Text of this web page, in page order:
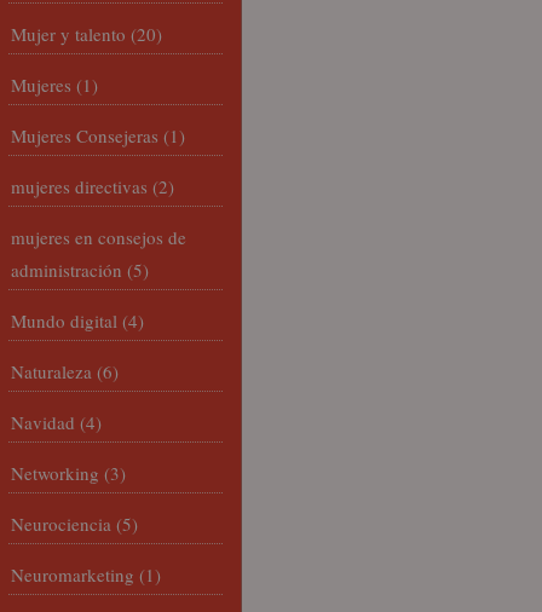
Mujer y talento (20)
Mujeres (1)
Mujeres Consejeras (1)
mujeres directivas (2)
mujeres en consejos de
administración (5)
Mundo digital (4)
Naturaleza (6)
Navidad (4)
Networking (3)
Neurociencia (5)
Neuromarketing (1)